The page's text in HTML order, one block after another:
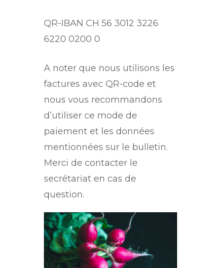
QR-IBAN CH 56 3012 3226
6220 0200 0
A noter que nous utilisons les
factures avec QR-code et
nous vous recommandons
d’utiliser ce mode de
paiement et les données
mentionnées sur le bulletin.
Merci de contacter le
secrétariat en cas de
question.